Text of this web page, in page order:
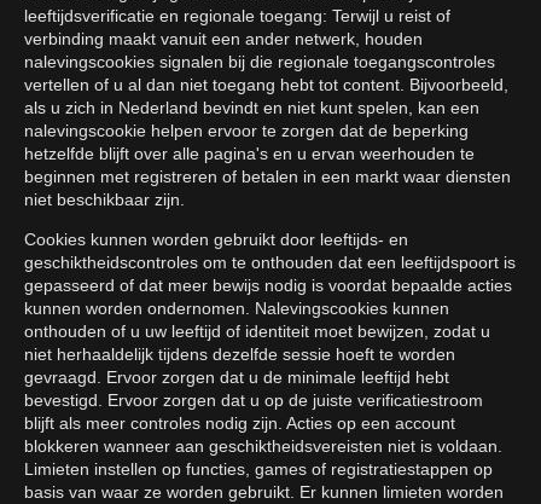
leeftijdsverificatie en regionale toegang: Terwijl u reist of
verbinding maakt vanuit een ander netwerk, houden
nalevingscookies signalen bij die regionale toegangscontroles
vertellen of u al dan niet toegang hebt tot content. Bijvoorbeeld,
als u zich in Nederland bevindt en niet kunt spelen, kan een
nalevingscookie helpen ervoor te zorgen dat de beperking
hetzelfde blijft over alle pagina's en u ervan weerhouden te
beginnen met registreren of betalen in een markt waar diensten
niet beschikbaar zijn.
Cookies kunnen worden gebruikt door leeftijds- en
geschiktheidscontroles om te onthouden dat een leeftijdspoort is
gepasseerd of dat meer bewijs nodig is voordat bepaalde acties
kunnen worden ondernomen. Nalevingscookies kunnen
onthouden of u uw leeftijd of identiteit moet bewijzen, zodat u
niet herhaaldelijk tijdens dezelfde sessie hoeft te worden
gevraagd. Ervoor zorgen dat u de minimale leeftijd hebt
bevestigd. Ervoor zorgen dat u op de juiste verificatiestroom
blijft als meer controles nodig zijn. Acties op een account
blokkeren wanneer aan geschiktheidsvereisten niet is voldaan.
Limieten instellen op functies, games of registratiestappen op
basis van waar ze worden gebruikt. Er kunnen limieten worden